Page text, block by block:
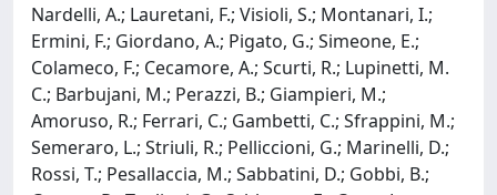
Nardelli, A.; Lauretani, F.; Visioli, S.; Montanari, I.;
Ermini, F.; Giordano, A.; Pigato, G.; Simeone, E.;
Colameco, F.; Cecamore, A.; Scurti, R.; Lupinetti, M.
C.; Barbujani, M.; Perazzi, B.; Giampieri, M.;
Amoruso, R.; Ferrari, C.; Gambetti, C.; Sfrappini, M.;
Semeraro, L.; Striuli, R.; Pelliccioni, G.; Marinelli, D.;
Rossi, T.; Pesallaccia, M.; Sabbatini, D.; Gobbi, B.;